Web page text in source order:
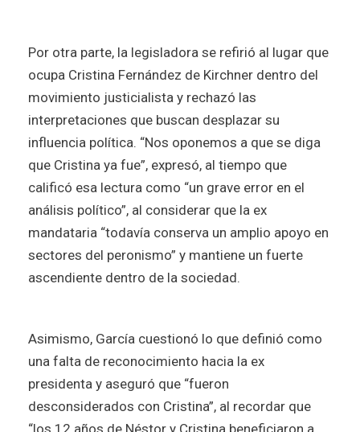
Por otra parte, la legisladora se refirió al lugar que
ocupa Cristina Fernández de Kirchner dentro del
movimiento justicialista y rechazó las
interpretaciones que buscan desplazar su
influencia política. “Nos oponemos a que se diga
que Cristina ya fue”, expresó, al tiempo que
calificó esa lectura como “un grave error en el
análisis político”, al considerar que la ex
mandataria “todavía conserva un amplio apoyo en
sectores del peronismo” y mantiene un fuerte
ascendiente dentro de la sociedad.
Asimismo, García cuestionó lo que definió como
una falta de reconocimiento hacia la ex
presidenta y aseguró que “fueron
desconsiderados con Cristina”, al recordar que
“los 12 años de Néstor y Cristina beneficiaron a